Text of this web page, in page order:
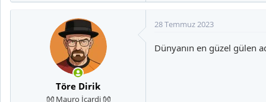
k
l
Töre Dirik
👐 Mauro İcardi 👐
28 Temmuz 2023
Dünyanın en güzel gülen